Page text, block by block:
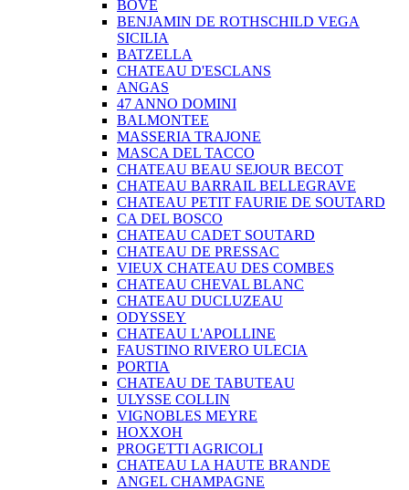
BOVE
BENJAMIN DE ROTHSCHILD VEGA
SICILIA
BATZELLA
CHATEAU D'ESCLANS
ANGAS
47 ANNO DOMINI
BALMONTEE
MASSERIA TRAJONE
MASCA DEL TACCO
CHATEAU BEAU SEJOUR BECOT
CHATEAU BARRAIL BELLEGRAVE
CHATEAU PETIT FAURIE DE SOUTARD
CA DEL BOSCO
CHATEAU CADET SOUTARD
CHATEAU DE PRESSAC
VIEUX CHATEAU DES COMBES
CHATEAU CHEVAL BLANC
CHATEAU DUCLUZEAU
ODYSSEY
CHATEAU L'APOLLINE
FAUSTINO RIVERO ULECIA
PORTIA
CHATEAU DE TABUTEAU
ULYSSE COLLIN
VIGNOBLES MEYRE
HOXXOH
PROGETTI AGRICOLI
CHATEAU LA HAUTE BRANDE
ANGEL CHAMPAGNE